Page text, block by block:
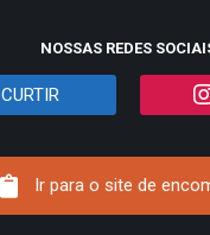
NOSSAS REDES
CURTIR
Ir para o site de